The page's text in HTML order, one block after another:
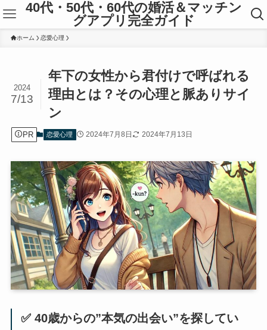
40代・50代・60代の婚活＆マッチン
グアプリ完全ガイド
ホーム 恋愛心理
年下の女性から君付けで呼ばれる
理由とは？その心理と脈ありサイ
ン
2024
7/13
PR 恋愛心理 2024年7月8日 2024年7月13日
✅ 40歳からの”本気の出会い”を探してい